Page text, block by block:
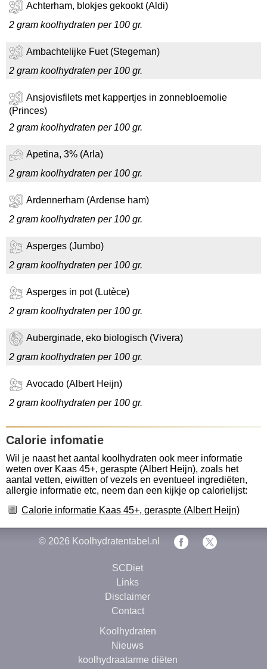
Achterham, blokjes gekookt (Aldi)
2 gram koolhydraten per 100 gr.
Ambachtelijke Fuet (Stegeman)
2 gram koolhydraten per 100 gr.
Ansjovisfilets met kappertjes in zonnebloemolie
(Princes)
2 gram koolhydraten per 100 gr.
Apetina, 3% (Arla)
2 gram koolhydraten per 100 gr.
Ardennerham (Ardense ham)
2 gram koolhydraten per 100 gr.
Asperges (Jumbo)
2 gram koolhydraten per 100 gr.
Asperges in pot (Lutèce)
2 gram koolhydraten per 100 gr.
Auberginade, eko biologisch (Vivera)
2 gram koolhydraten per 100 gr.
Avocado (Albert Heijn)
2 gram koolhydraten per 100 gr.
Calorie infomatie
Wil je naast het aantal koolhydraten ook meer informatie
weten over Kaas 45+, geraspte (Albert Heijn), zoals het
aantal vetten, eiwitten of vezels en eventueel ingrediëten,
allergie informatie etc, neem dan een kijkje op calorielijst:
Calorie informatie Kaas 45+, geraspte (Albert Heijn)
© 2026 Koolhydratentabel.nl
SCDiet
Links
Disclaimer
Contact
Koolhydraten
Nieuws
koolhydraatarme diëten